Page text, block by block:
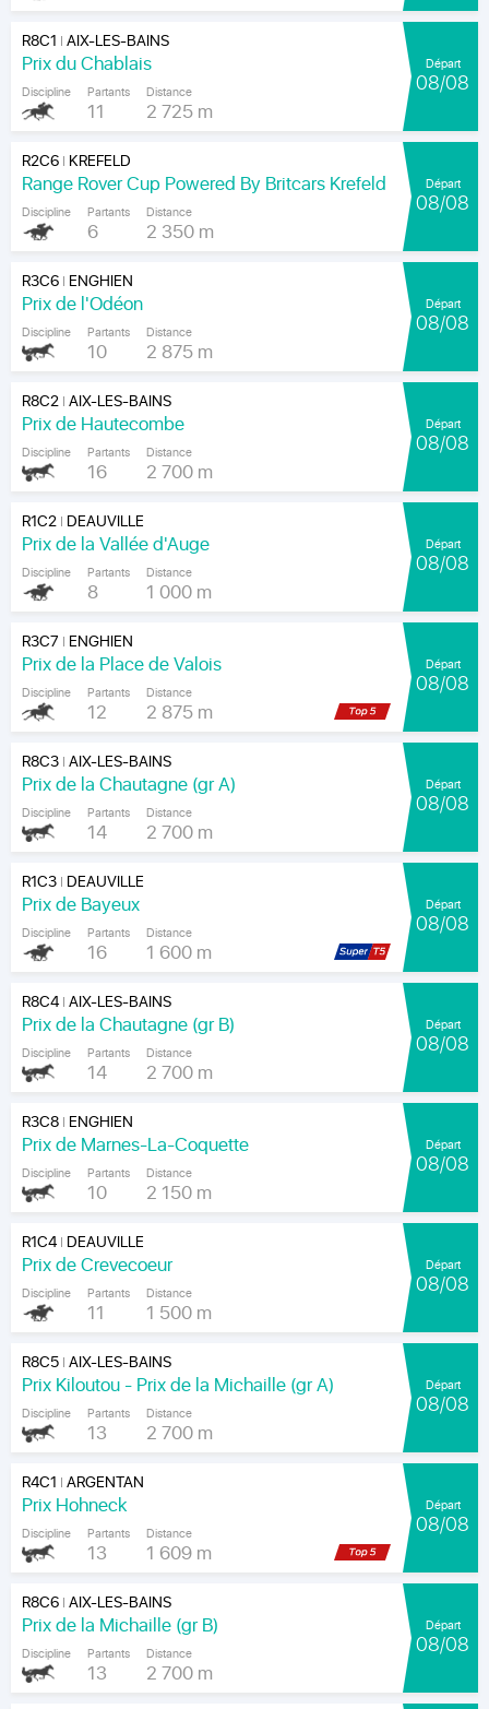
R8C1 |AIX-LES-BAINS
Prix du Chablais
Discipline Partants
11
Distance
2 725 m
Départ
08/08
R2C6| KREFELD
Range Rover Cup Powered By Britcars Krefeld
Discipline Partants
6
Distance
2 350 m
Départ
08/08
R3C6| ENGHIEN
Prix de l'Odéon
Discipline Partants
10
Distance
2 875 m
Départ
08/08
R8C2|AIX-LES-BAINS
Prix de Hautecombe
Discipline Partants
16
Distance
2 700 m
Départ
08/08
R1C2| DEAUVILLE
Prix de la Vallée d'Auge
Discipline Partants
8
Distance
1 000 m
Départ
08/08
R3C7 | ENGHIEN
Prix de la Place de Valois
Discipline Partants
12
Distance
2 875 m
Départ
08/08
R8C3|AIX-LES-BAINS
Prix de la Chautagne (gr A)
Discipline Partants
14
Distance
2 700 m
Départ
08/08
R1C3| DEAUVILLE
Prix de Bayeux
Discipline Partants
16
Distance
1 600 m
Départ
08/08
R8C4|AIX-LES-BAINS
Prix de la Chautagne (gr B)
Discipline Partants
14
Distance
2 700 m
Départ
08/08
R3C8| ENGHIEN
Prix de Marnes-La-Coquette
Discipline Partants
10
Distance
2 150 m
Départ
08/08
R1C4| DEAUVILLE
Prix de Crevecoeur
Discipline Partants
11
Distance
1 500 m
Départ
08/08
R8C5|AIX-LES-BAINS
Prix Kiloutou - Prix de la Michaille (gr A)
Discipline Partants
13
Distance
2 700 m
Départ
08/08
R4C1 |ARGENTAN
Prix Hohneck
Discipline Partants
13
Distance
1 609 m
Départ
08/08
R8C6|AIX-LES-BAINS
Prix de la Michaille (gr B)
Discipline Partants
13
Distance
2 700 m
Départ
08/08